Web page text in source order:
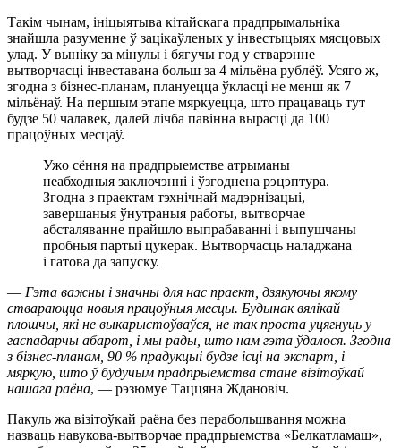
Такім чынам, ініцыятыва кітайскага прадпрымальніка
знайшла разуменне ў зацікаўленых у інвестыцыях мясцовых
улад. У выніку за мінулы і бягучы год у стварэнне
вытворчасці інвеставана больш за 4 мільёна рублёў. Усяго ж,
згодна з бізнес-планам, плануецца ўкласці не менш як 7
мільёнаў. На першым этапе мяркуецца, што працаваць тут
будзе 50 чалавек, далей лічба павінна вырасці да 100
працоўных месцаў.
Ужо сёння на прадпрыемстве атрыманы
неабходныя заключэнні і ўзгоднена рэцэптура.
Згодна з праектам тэхнічнай мадэрнізацыі,
завершаныя ўнутраныя работы, вытворчае
абсталяванне прайшло выпрабаванні і выпушчаны
пробныя партыі цукерак. Вытворчасць наладжана
і гатова да запуску.
— Гэта важны і значны для нас праект, дзякуючы якому
ствараюцца новыя працоўныя месцы. Будынак вялікай
плошчы, які не выкарыстоўваўся, не так проста уцягнуць у
гаспадарчы абарот, і мы рады, што нам гэта ўдалося. Згодна
з бізнес-планам, 90 % прадукцыі будзе ісці на экспарт, і
мяркую, што ў будучым прадпрыемства стане візітоўкай
нашага раёна, — рэзюмуе Таццяна Ждановіч.
Пакуль жа візітоўкай раёна без перабольшвання можна
назваць навукова-вытворчае прадпрыемства «Белкатламаш»,